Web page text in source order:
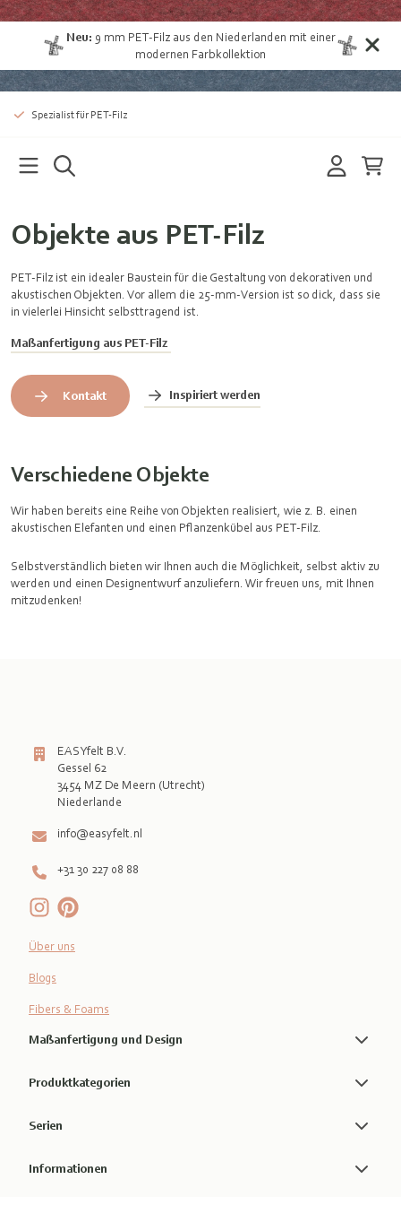
Neu: 9 mm PET-Filz aus den Niederlanden mit einer
modernen Farbkollektion
Spezialist für PET-Filz
Objekte aus PET-Filz
PET-Filz ist ein idealer Baustein für die Gestaltung von dekorativen und
akustischen Objekten. Vor allem die 25-mm-Version ist so dick, dass sie
in vielerlei Hinsicht selbsttragend ist.
Maßanfertigung aus PET-Filz
Kontakt Inspiriert werden
Verschiedene Objekte
Wir haben bereits eine Reihe von Objekten realisiert, wie z. B. einen
akustischen Elefanten und einen Pflanzenkübel aus PET-Filz.
Selbstverständlich bieten wir Ihnen auch die Möglichkeit, selbst aktiv zu
werden und einen Designentwurf anzuliefern. Wir freuen uns, mit Ihnen
mitzudenken!
EASYfelt B.V.
Gessel 62
3454 MZ De Meern (Utrecht)
info@easyfelt.nl
+31 30 227 08 88
Über uns
Blogs
Fibers & Foams
Maßanfertigung und Design
Produktkategorien
Serien
Informationen